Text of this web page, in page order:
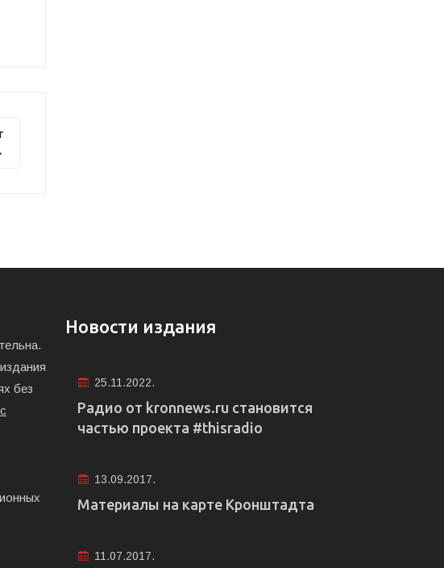
без
с
Новости издания
25.11.2022.
Радио от kronnews.ru становится
частью проекта #thisradio
13.09.2017.
Материалы на карте Кронштадта
11.07.2017.